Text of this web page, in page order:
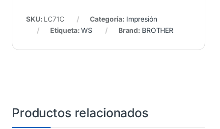
SKU: LC71C Categoría: Impresión
Etiqueta:WS Brand: BROTHER
Productos relacionados